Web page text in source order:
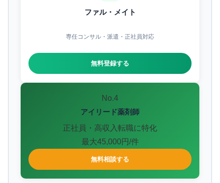
ファル・メイト
専任コンサル・派遣・正社員対応
無料登録する
No.4
アイリード薬剤師
正社員・高収入転職に特化
最大45,000円/件
無料相談する